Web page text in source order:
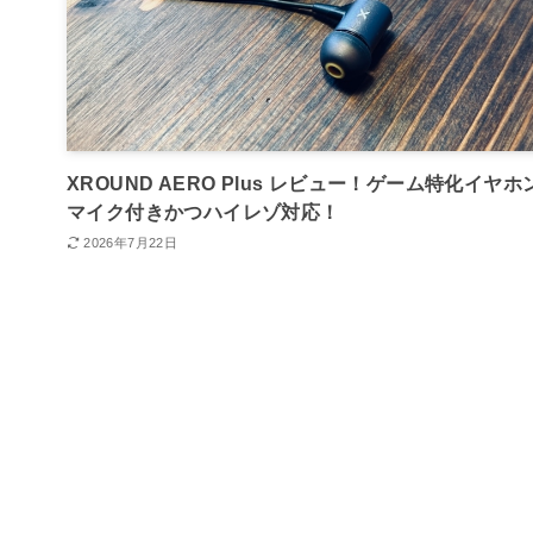
XROUND AERO Plus レビュー！ゲーム特化イヤホ
マイク付きかつハイレゾ対応！
2026年7月22日